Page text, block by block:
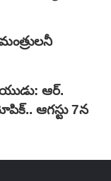
ఆర్.
ఆగస్టు 7న